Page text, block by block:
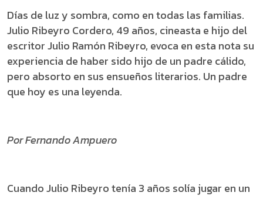
Días de luz y sombra, como en todas las familias.
Julio Ribeyro Cordero, 49 años, cineasta e hijo del
escritor Julio Ramón Ribeyro, evoca en esta nota su
experiencia de haber sido hijo de un padre cálido,
pero absorto en sus ensueños literarios. Un padre
que hoy es una leyenda.
Por Fernando Ampuero
Cuando Julio Ribeyro tenía 3 años solía jugar en un